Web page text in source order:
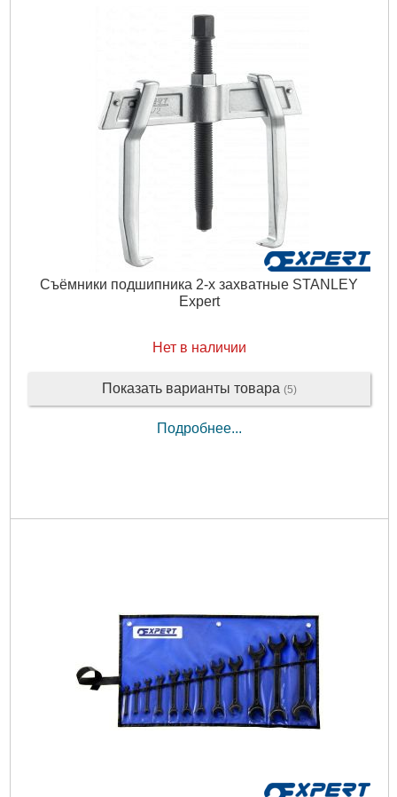
Съёмники подшипника 2-х захватные STANLEY
Expert
Нет в наличии
Показать варианты товара (5)
Подробнее...